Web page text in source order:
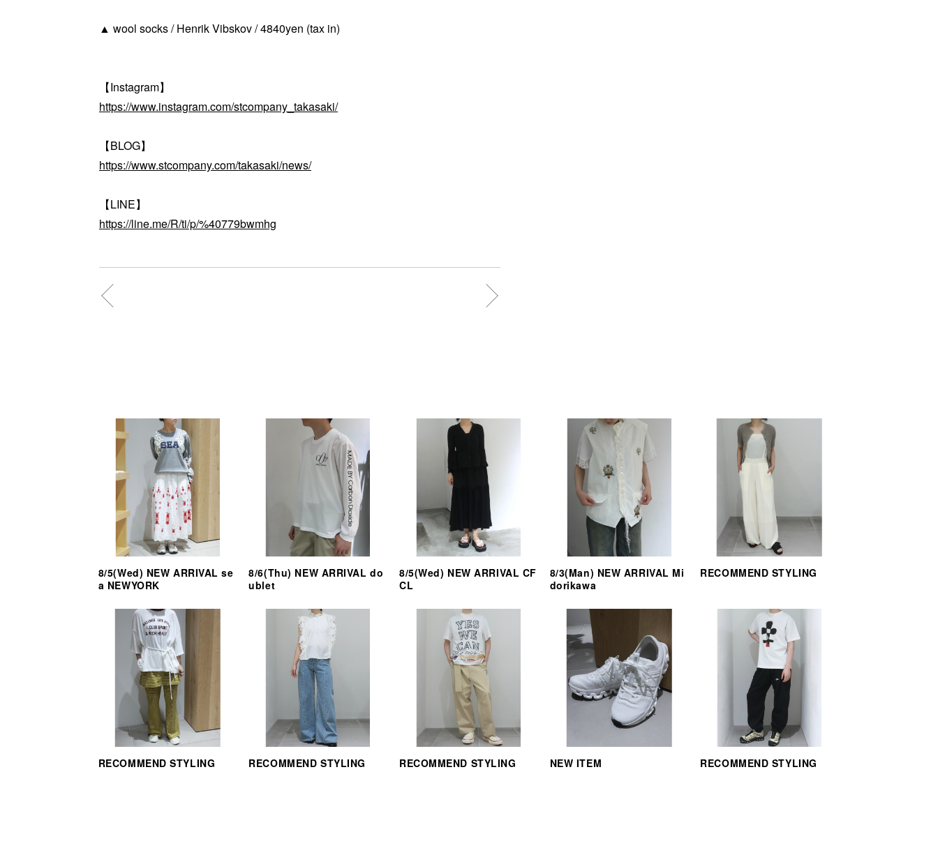
▲ wool socks / Henrik Vibskov / 4840yen (tax in)
【Instagram】
https://www.instagram.com/stcompany_takasaki/
【BLOG】
https://www.stcompany.com/takasaki/news/
【LINE】
https://line.me/R/ti/p/%40779bwmhg
8/5(Wed) NEW ARRIVAL se
a NEWYORK
8/6(Thu) NEW ARRIVAL do
ublet
8/5(Wed) NEW ARRIVAL CF
CL
8/3(Man) NEW ARRIVAL Mi
dorikawa
RECOMMEND STYLING
RECOMMEND STYLING RECOMMEND STYLING RECOMMEND STYLING NEW ITEM RECOMMEND STYLING